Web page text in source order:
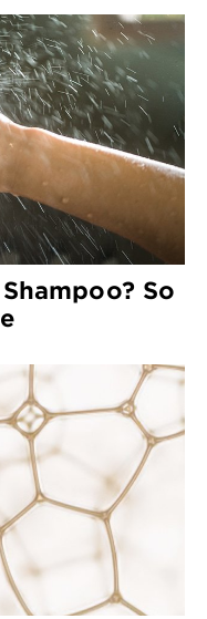
So